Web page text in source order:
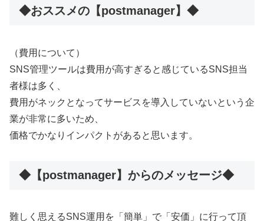
◆おススメの【postmanager】◆
（費用について）
SNS管理ツールは費用が高すぎると感じているSNS担当
者様は多く、
費用がネックとなってサービスを導入していないという企
業が非常に多いため、
価格でかなりインパクトがあると思います。
◆【postmanager】からのメッセージ◆
難しく思えるSNS運用を「簡単」で「安価」に行って頂